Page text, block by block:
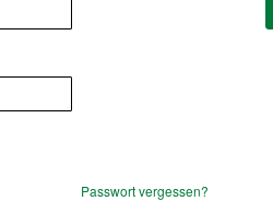
Passwort vergessen?